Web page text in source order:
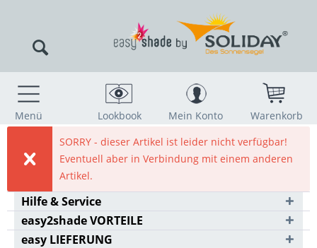
Menü Lookbook Mein Konto
Warenkorb
SORRY - dieser Artikel ist leider nicht verfügbar!
Eventuell aber in Verbindung mit einem anderen
Artikel.
Hilfe & Service
easy2shade VORTEILE
easy LIEFERUNG